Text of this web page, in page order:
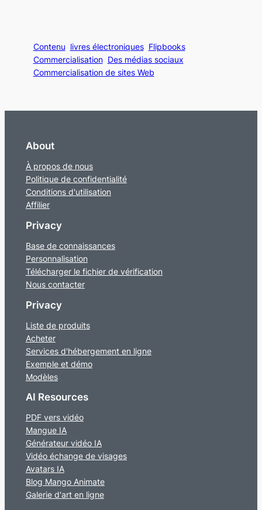
Contenu livres électroniques Flipbooks
Commercialisation Des médias sociaux
Commercialisation de sites Web
About
À propos de nous
Politique de confidentialité
Conditions d'utilisation
Affilier
Privacy
Base de connaissances
Personnalisation
Télécharger le fichier de vérification
Nous contacter
Privacy
Liste de produits
Acheter
Services d'hébergement en ligne
Exemple et démo
Modèles
AI Resources
PDF vers vidéo
Mangue IA
Générateur vidéo IA
Vidéo échange de visages
Avatars IA
Blog Mango Animate
Galerie d'art en ligne